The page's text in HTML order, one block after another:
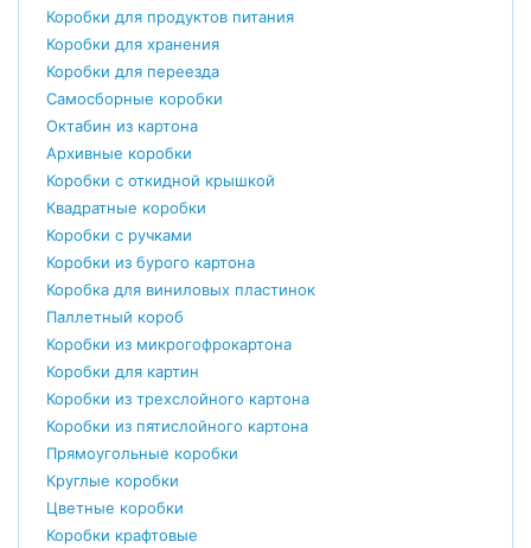
Коробки для продуктов питания
Коробки для хранения
Коробки для переезда
Самосборные коробки
Октабин из картона
Архивные коробки
Коробки с откидной крышкой
Квадратные коробки
Коробки с ручками
Коробки из бурого картона
Коробка для виниловых пластинок
Паллетный короб
Коробки из микрогофрокартона
Коробки для картин
Коробки из трехслойного картона
Коробки из пятислойного картона
Прямоугольные коробки
Круглые коробки
Цветные коробки
Коробки крафтовые